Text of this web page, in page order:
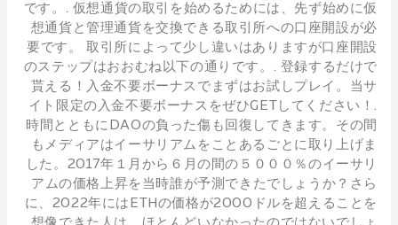
です。. 仮想通貨の取引を始めるためには、先ず始めに仮
想通貨と管理通貨を交換できる取引所への口座開設が必
要です。 取引所によって少し違いはありますが口座開設
のステップはおおむね以下の通りです。. 登録するだけで
貰える！入金不要ボーナスでまずはお試しプレイ。当サ
イト限定の入金不要ボーナスをぜひGETしてください！.
時間とともにDAOの負った傷も回復してきます。その間
もメディアはイーサリアムをことあるごとに取り上げま
した。2017年１月から６月の間の５０００％のイーサリ
アムの価格上昇を当時誰が予測できたでしょうか？さら
に、2022年にはETHの価格が2000ドルを超えることを